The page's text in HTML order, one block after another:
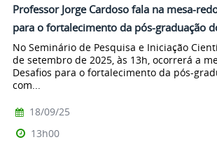
Professor Jorge Cardoso fala na mesa-
para o fortalecimento da pós-graduação
No Seminário de Pesquisa e Iniciação
de setembro de 2025, às 13h, ocorrerá a
Desafios para o fortalecimento da pós-
com...
18/09/25
13h00